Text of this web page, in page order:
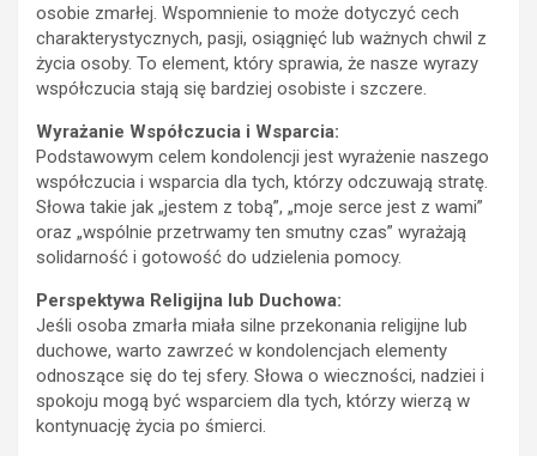
osobie zmarłej. Wspomnienie to może dotyczyć cech
charakterystycznych, pasji, osiągnięć lub ważnych chwil z
życia osoby. To element, który sprawia, że nasze wyrazy
współczucia stają się bardziej osobiste i szczere.
Wyrażanie Współczucia i Wsparcia:
Podstawowym celem kondolencji jest wyrażenie naszego
współczucia i wsparcia dla tych, którzy odczuwają stratę.
Słowa takie jak „jestem z tobą”, „moje serce jest z wami”
oraz „wspólnie przetrwamy ten smutny czas” wyrażają
solidarność i gotowość do udzielenia pomocy.
Perspektywa Religijna lub Duchowa:
Jeśli osoba zmarła miała silne przekonania religijne lub
duchowe, warto zawrzeć w kondolencjach elementy
odnoszące się do tej sfery. Słowa o wieczności, nadziei i
spokoju mogą być wsparciem dla tych, którzy wierzą w
kontynuację życia po śmierci.